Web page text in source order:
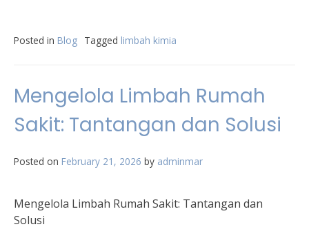
Posted in Blog Tagged limbah kimia
Mengelola Limbah Rumah
Sakit: Tantangan dan Solusi
Posted on February 21, 2026 by adminmar
Mengelola Limbah Rumah Sakit: Tantangan dan
Solusi